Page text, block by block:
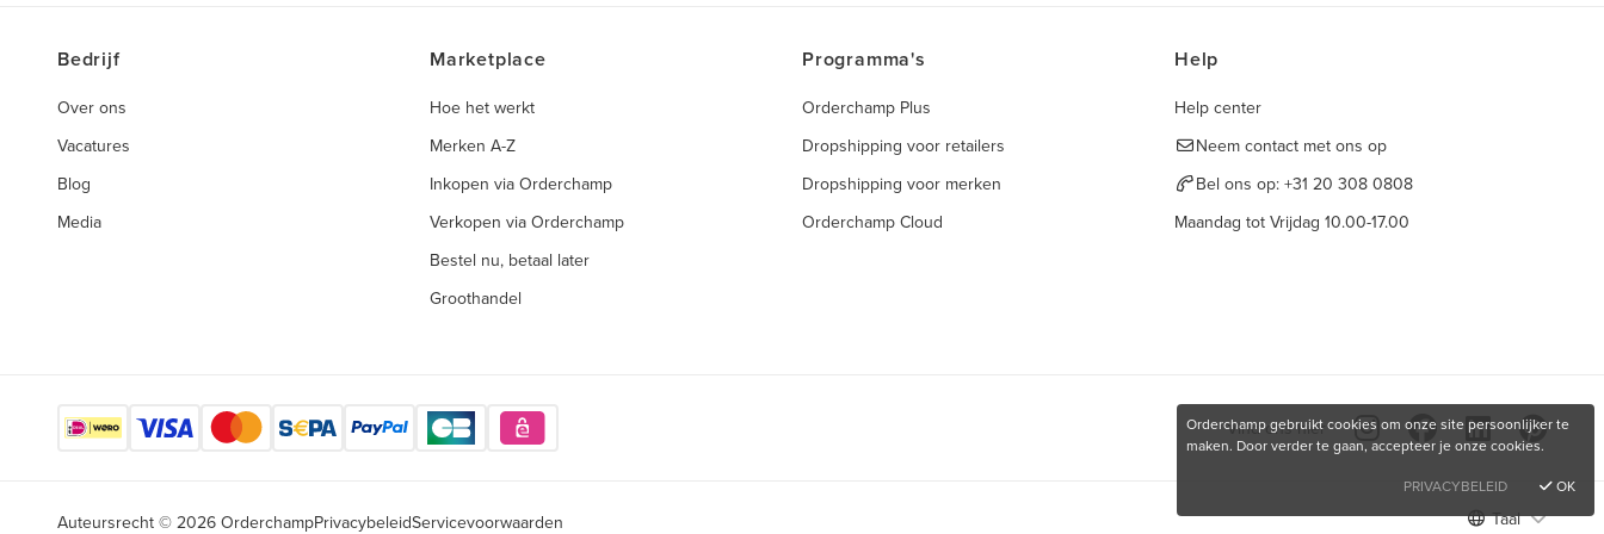
Bedrijf
Over ons
Vacatures
Blog
Media
Marketplace
Hoe het werkt
Merken A-Z
Inkopen via Orderchamp
Verkopen via Orderchamp
Bestel nu, betaal later
Groothandel
Programma's
Orderchamp Plus
Dropshipping voor retailers
Dropshipping voor merken
Orderchamp Cloud
Help
Help center
Neem contact met ons op
Bel ons op: +31 20 308 0808
Maandag tot Vrijdag 10.00-17.00
Vind ons hier
Auteursrecht © 2026 OrderchampPrivacybeleidServicevoorwaarden Taal
Orderchamp gebruikt cookies om onze site persoonlijker te
maken. Door verder te gaan, accepteer je onze cookies.
PRIVACYBELEID
OK